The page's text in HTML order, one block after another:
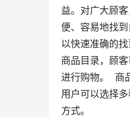
益。对广大顾
便、容易地找
以快速准确的
商品目录，顾
进行购物。  商
用户可以选择
方式。